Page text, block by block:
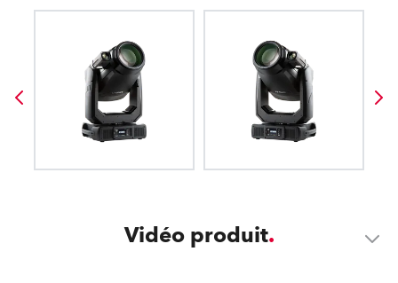
Vidéo produit